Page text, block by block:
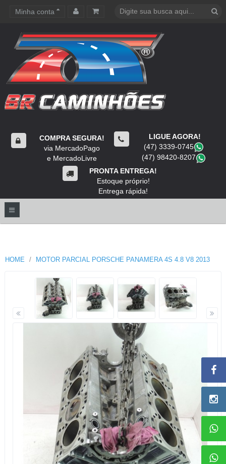
Minha conta
COMPRA SEGURA!
via MercadoPago
e MercadoLivre
LIGUE AGORA!
(47) 3339-0745
(47) 98420-8207
PRONTA ENTREGA!
Estoque próprio!
Entrega rápida!
HOME MOTOR PARCIAL PORSCHE PANAMERA 4S 4.8 V8 2013